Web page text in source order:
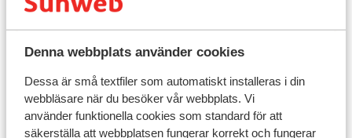
Denna webbplats använder cookies
Dessa är små textfiler som automatiskt installeras i din
webbläsare när du besöker vår webbplats. Vi
använder funktionella cookies som standard för att
säkerställa att webbplatsen fungerar korrekt och fungerar
På en huvudgata
Liftkort/Utrustning/Skidskola
Liftkort